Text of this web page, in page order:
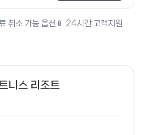
취소 가능 옵션 📱 24시간 고객지원
니스 리조트